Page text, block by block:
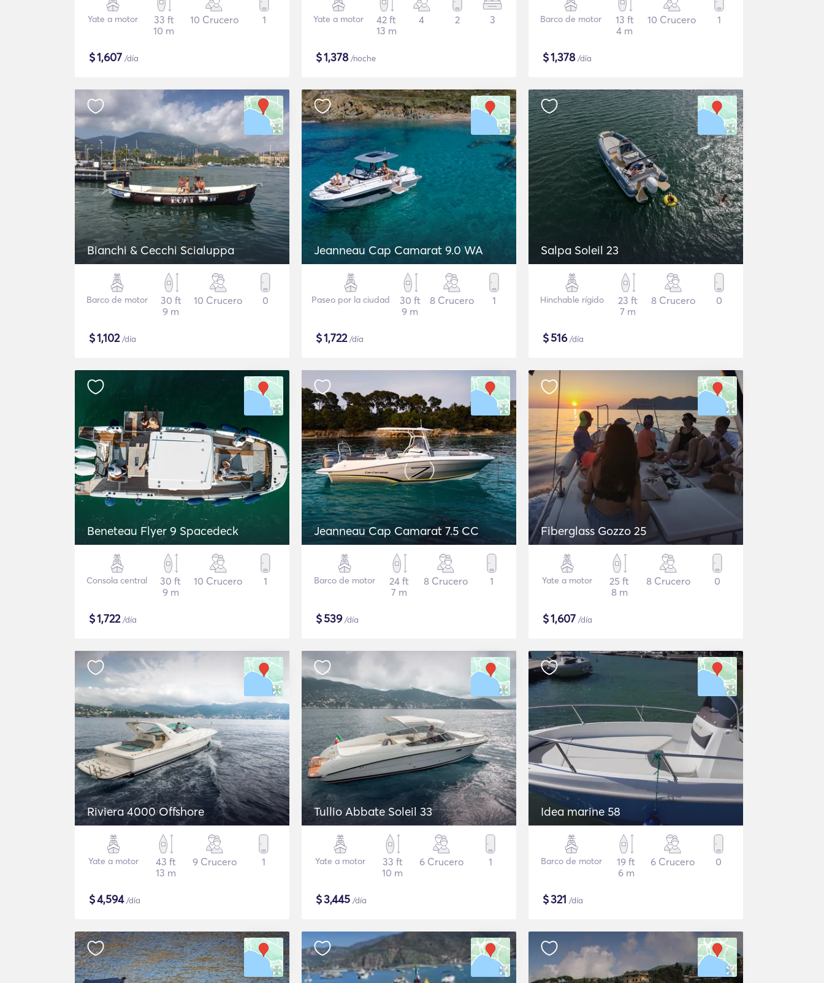
Yate a motor
33 ft
10 m
10 Crucero 1
$1,607 /día
Yate a motor
42 ft
13 m
4 2 3
$1,378/noche
Barco de motor
13 ft
4 m
10 Crucero 1
$1,378/día
Bianchi & Cecchi Scialuppa
Barco de motor
30 ft
9 m
10 Crucero 0
$1,102/día
Jeanneau Cap Camarat 9.0 WA
Paseo por la ciudad
30 ft
9 m
8 Crucero 1
$1,722/día
Salpa Soleil 23
Hinchable rígido
23 ft
7 m
8 Crucero 0
$516/día
Beneteau Flyer 9 Spacedeck
Consola central
30 ft
9 m
10 Crucero 1
$1,722/día
Jeanneau Cap Camarat 7.5 CC
Barco de motor
24 ft
7 m
8 Crucero 1
$539/día
Fiberglass Gozzo 25
Yate a motor
25 ft
8 m
8 Crucero 0
$1,607 /día
Riviera 4000 Offshore
Yate a motor
43 ft
13 m
9 Crucero 1
$4,594/día
Tullio Abbate Soleil 33
Yate a motor
33 ft
10 m
6 Crucero 1
$3,445 /día
Idea marine 58
Barco de motor
19 ft
6 m
6 Crucero 0
$321 /día